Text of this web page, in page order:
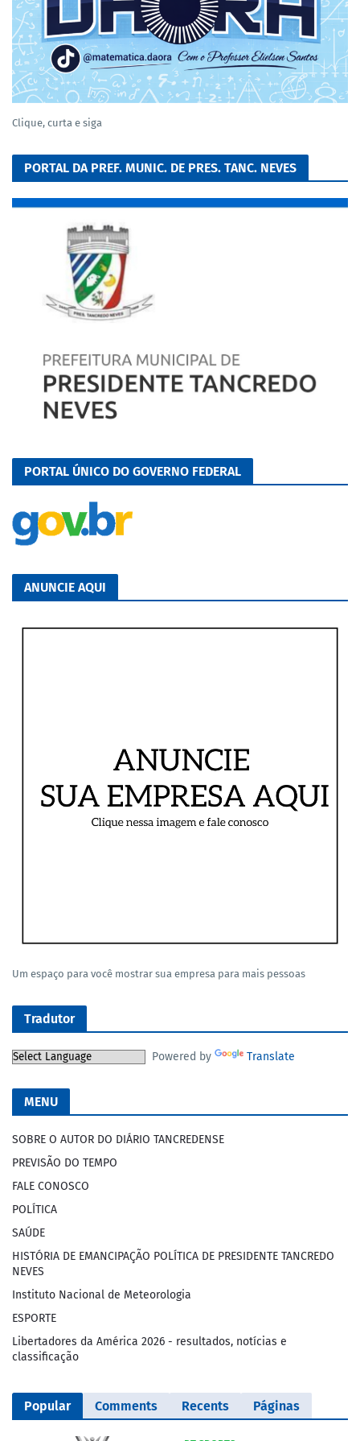
Clique, curta e siga
PORTAL DA PREF. MUNIC. DE PRES. TANC. NEVES
PORTAL ÚNICO DO GOVERNO FEDERAL
ANUNCIE AQUI
Um espaço para você mostrar sua empresa para mais pessoas
Tradutor
Powered by Translate
MENU
SOBRE O AUTOR DO DIÁRIO TANCREDENSE
PREVISÃO DO TEMPO
FALE CONOSCO
POLÍTICA
SAÚDE
HISTÓRIA DE EMANCIPAÇÃO POLÍTICA DE PRESIDENTE TANCREDO
NEVES
Instituto Nacional de Meteorologia
ESPORTE
Libertadores da América 2026 - resultados, notícias e
classificação
Popular Comments Recents Páginas